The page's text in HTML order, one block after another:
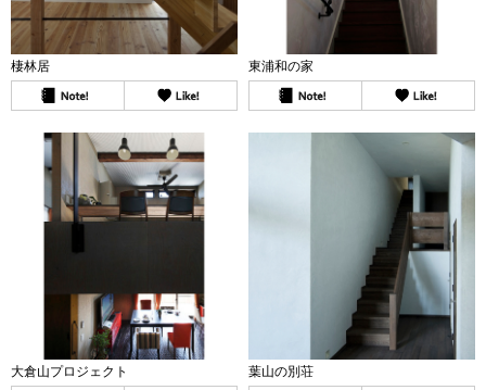
棲林居 東浦和の家
大倉山プロジェクト 葉山の別荘